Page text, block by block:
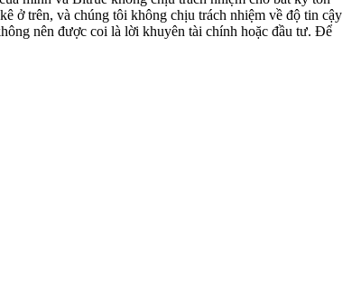
ở trên, và chúng tôi không chịu trách nhiệm về độ tin cậy
nên được coi là lời khuyên tài chính hoặc đầu tư. Để